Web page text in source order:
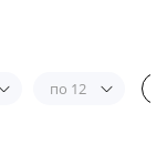
по 12